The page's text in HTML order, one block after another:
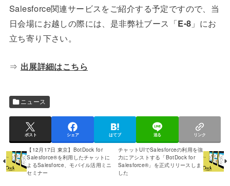
Salesforce関連サービスをご紹介する予定ですので、当
日会場にお越しの際には、是非弊社ブース「E-8 」にお
立ち寄り下さい。
⇒ 出展詳細はこちら
ニュース
ポスト シェア はてブ 送る リンク
【12月17日 東京】BotDock for
Salesforce®を利用したチャットに
よるSalesforce、モバイル活用ミニ
セミナー
チャットUIでSalesforceの利用を強
力にアシストする「BotDock for
Salesforce®」を正式リリースしま
した